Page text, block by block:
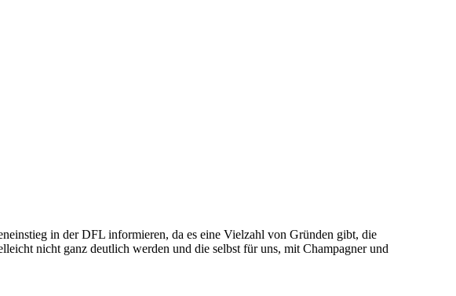
in der DFL informieren, da es eine Vielzahl von Gründen gibt, die
nicht ganz deutlich werden und die selbst für uns, mit Champagner und